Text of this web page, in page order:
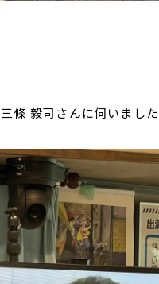
毅司さんに伺いました